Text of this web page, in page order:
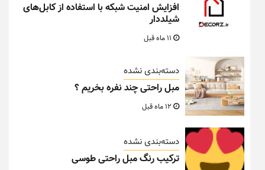
افزایش امنیت شبکه با استفاده از کابل‌های
شیلددار
دسته‌بندی نشده
مبل راحتی چند نفره بخریم ؟
دسته‌بندی نشده
ترکیب رنگ مبل راحتی طوسی